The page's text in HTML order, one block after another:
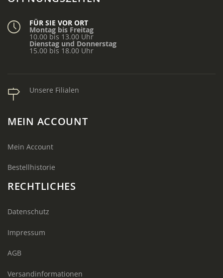
FÜR SIE VOR ORT
Montag bis Freitag
10.00 bis 13.00 Uhr
Dienstag und Donnerstag
15.00 bis 18.00 Uhr
Unsere Filialen
MEIN ACCOUNT
Mein Account
Bestellhistorie
RECHTLICHES
Datenschutz
Impressum
AGB
Versandinformationen